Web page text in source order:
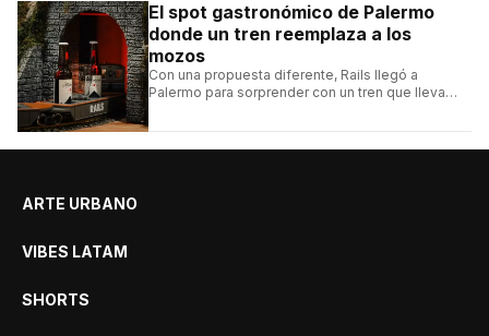
El spot gastronómico de Palermo
donde un tren reemplaza a los
mozos
Con una propuesta diferente, Rails llegó a
Palermo para sorprender con un tren que lleva
ARTE URBANO
VIBES LATAM
SHORTS